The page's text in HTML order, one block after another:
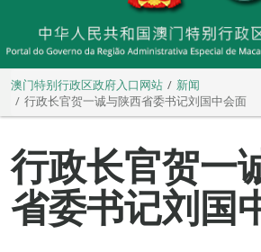
澳门特别行政区政府入口网站
新闻
行政长官贺一诚与陕西省委书记刘国中会面
行政长官贺一
省委书记刘国